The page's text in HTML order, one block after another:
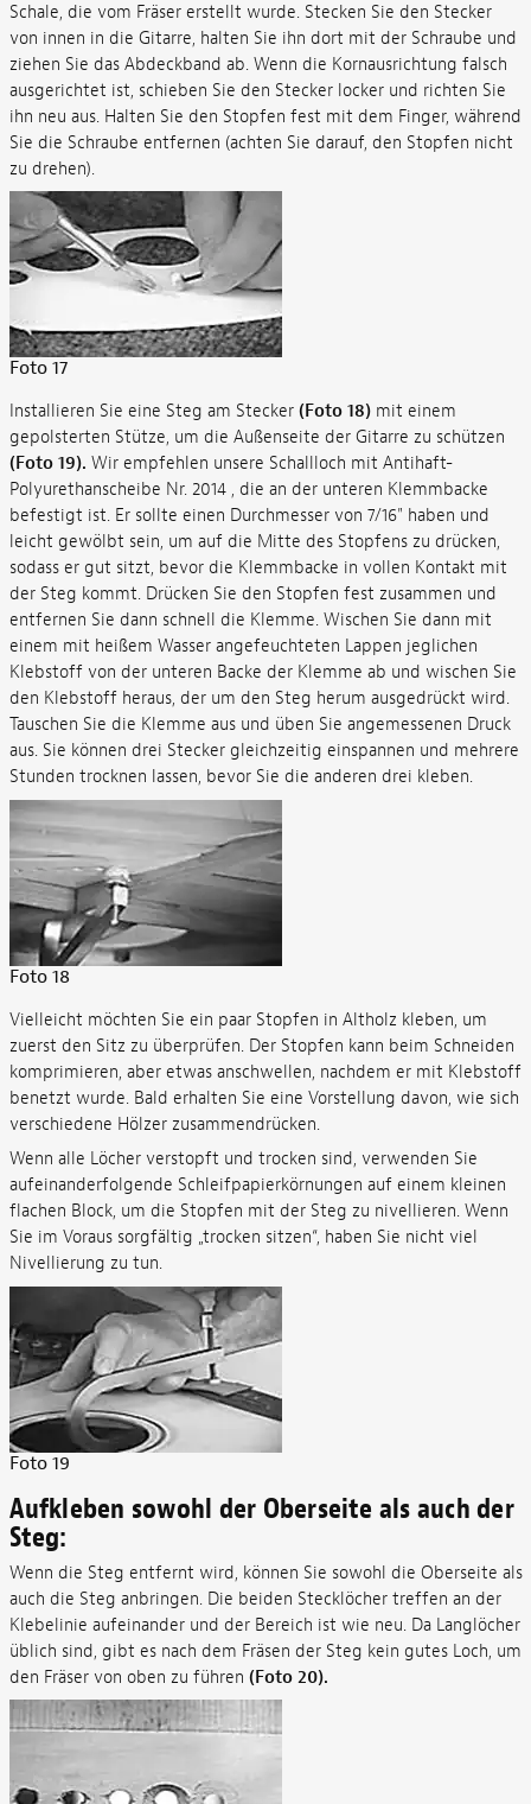
Schale, die vom Fräser erstellt wurde. Stecken Sie den Stecker
von innen in die Gitarre, halten Sie ihn dort mit der Schraube und
ziehen Sie das Abdeckband ab. Wenn die Kornausrichtung falsch
ausgerichtet ist, schieben Sie den Stecker locker und richten Sie
ihn neu aus. Halten Sie den Stopfen fest mit dem Finger, während
Sie die Schraube entfernen (achten Sie darauf, den Stopfen nicht
zu drehen).
Foto 17
Installieren Sie eine Steg am Stecker (Foto 18)mit einem
gepolsterten Stütze, um die Außenseite der Gitarre zu schützen
(Foto 19). Wir empfehlen unsere Schallloch mit Antihaft-
Polyurethanscheibe Nr. 2014 , die an der unteren Klemmbacke
befestigt ist. Er sollte einen Durchmesser von 7/16" haben und
leicht gewölbt sein, um auf die Mitte des Stopfens zu drücken,
sodass er gut sitzt, bevor die Klemmbacke in vollen Kontakt mit
der Steg kommt. Drücken Sie den Stopfen fest zusammen und
entfernen Sie dann schnell die Klemme. Wischen Sie dann mit
einem mit heißem Wasser angefeuchteten Lappen jeglichen
Klebstoff von der unteren Backe der Klemme ab und wischen Sie
den Klebstoff heraus, der um den Steg herum ausgedrückt wird.
Tauschen Sie die Klemme aus und üben Sie angemessenen Druck
aus. Sie können drei Stecker gleichzeitig einspannen und mehrere
Stunden trocknen lassen, bevor Sie die anderen drei kleben.
Foto 18
Vielleicht möchten Sie ein paar Stopfen in Altholz kleben, um
zuerst den Sitz zu überprüfen. Der Stopfen kann beim Schneiden
komprimieren, aber etwas anschwellen, nachdem er mit Klebstoff
benetzt wurde. Bald erhalten Sie eine Vorstellung davon, wie sich
verschiedene Hölzer zusammendrücken.
Wenn alle Löcher verstopft und trocken sind, verwenden Sie
aufeinanderfolgende Schleifpapierkörnungen auf einem kleinen
flachen Block, um die Stopfen mit der Steg zu nivellieren. Wenn
Sie im Voraus sorgfältig „trocken sitzen“, haben Sie nicht viel
Nivellierung zu tun.
Foto 19
Aufkleben sowohl der Oberseite als auch der
Steg:
Wenn die Steg entfernt wird, können Sie sowohl die Oberseite als
auch die Steg anbringen. Die beiden Stecklöcher treffen an der
Klebelinie aufeinander und der Bereich ist wie neu. Da Langlöcher
üblich sind, gibt es nach dem Fräsen der Steg kein gutes Loch, um
den Fräser von oben zu führen (Foto 20).